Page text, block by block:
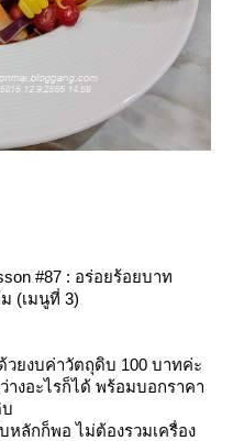
#87 : อร่อยร้อยบาท
(เมนูที่ 3)
วยงบค่าวัตถุดิบ 100 บาทค่ะ
างอะไรก็ได้ พร้อมบอกราคา
ลักก็พอ ไม่ต้องรวมเครื่อง